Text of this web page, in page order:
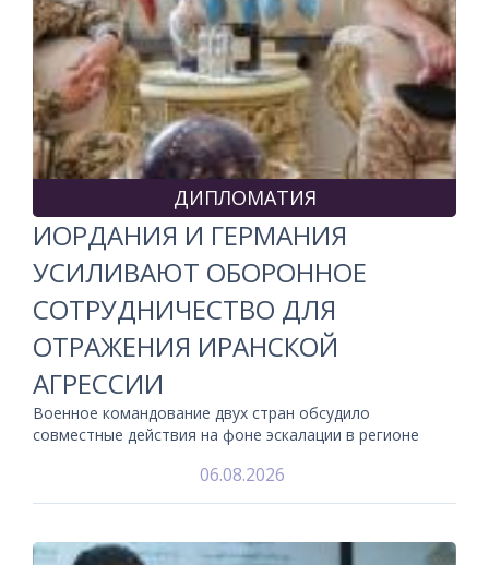
ДИПЛОМАТИЯ
ИОРДАНИЯ И ГЕРМАНИЯ
УСИЛИВАЮТ ОБОРОННОЕ
СОТРУДНИЧЕСТВО ДЛЯ
ОТРАЖЕНИЯ ИРАНСКОЙ
АГРЕССИИ
Военное командование двух стран обсудило
совместные действия на фоне эскалации в регионе
06.08.2026